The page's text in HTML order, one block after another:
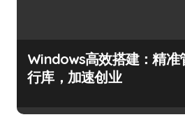
Windows高效搭建：精准
行库，加速创业